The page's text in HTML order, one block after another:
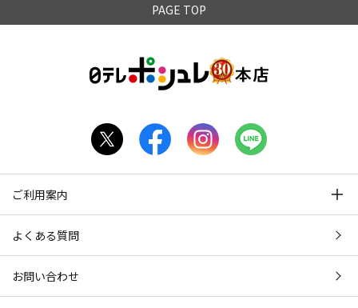
PAGE TOP
ご利用案内
よくある質問
お問い合わせ